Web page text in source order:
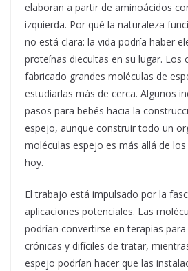
elaboran a partir de aminoácidos
izquierda. Por qué la naturaleza
no está clara: la vida podría haber
proteínas diecultas en su lugar. Los
fabricado grandes moléculas de
estudiarlas más de cerca. Algunos
pasos para bebés hacia la
espejo, aunque construir todo un
moléculas espejo es más allá de
hoy.
El trabajo está impulsado por la
aplicaciones potenciales. Las
podrían convertirse en terapias
crónicas y difíciles de tratar,
espejo podrían hacer que las